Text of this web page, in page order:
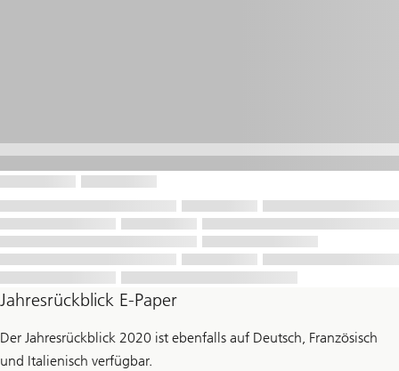
Jahresrückblick E-Paper
Der Jahresrückblick 2020 ist ebenfalls auf Deutsch, Französisch
und Italienisch verfügbar.